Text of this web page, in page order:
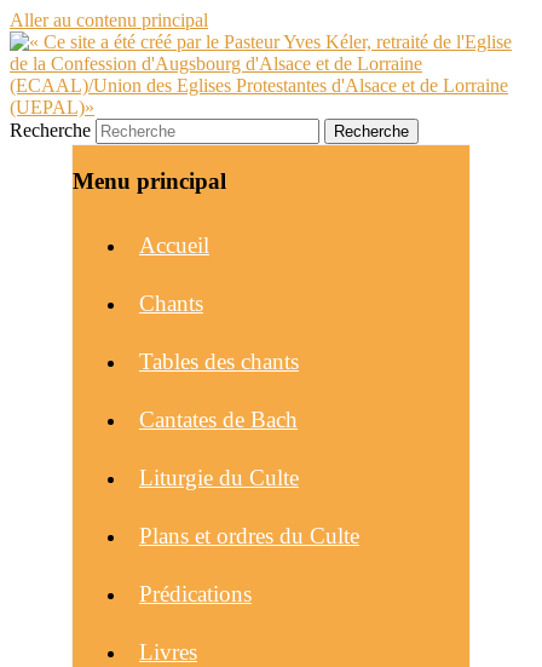
Aller au contenu principal
Recherche
Menu principal
Accueil
Chants
Tables des chants
Cantates de Bach
Liturgie du Culte
Plans et ordres du Culte
Prédications
Livres